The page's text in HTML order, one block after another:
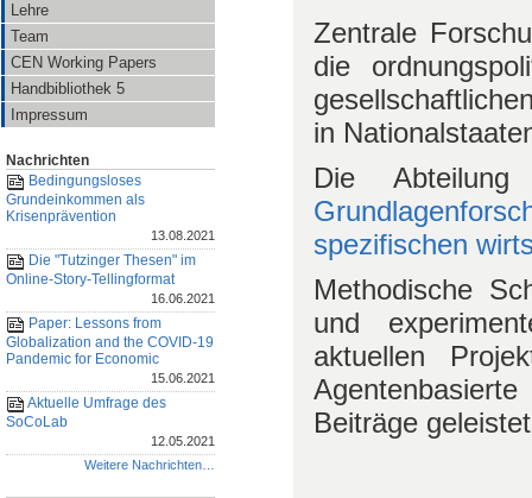
Lehre
Team
CEN Working Papers
Handbibliothek 5
Impressum
Nachrichten
Bedingungsloses
Grundeinkommen als
Krisenprävention
13.08.2021
Die "Tutzinger Thesen" im
Online-Story-Tellingformat
16.06.2021
Paper: Lessons from
Globalization and the COVID-19
Pandemic for Economic
15.06.2021
Aktuelle Umfrage des
SoCoLab
12.05.2021
Weitere Nachrichten…
Zentrale
die
in
Die
spezifischen
Methodische
und
aktuellen
Beiträge